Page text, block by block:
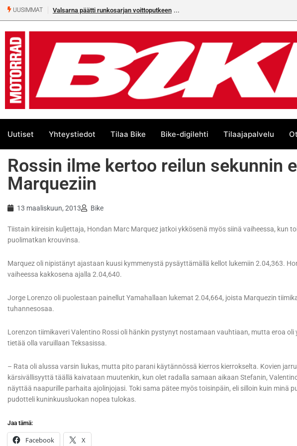
UUSIMMAT Valsarna päätti runkosarjan voittoputkeen
Uutiset Yhteystiedot Tilaa Bike Bike-digilehti Tilaajapalvelu
Rossin ilme kertoo reilun sekunnin
Marqueziin
13 maaliskuun, 2013 Bike
Tiistain kiireisin kuljettaja, Hondan Marc Marquez jatkoi ykkösenä myös siinä vaiheessa, kun
puolimatkan krouvinsa.
Marquez oli nipistänyt ajastaan kuusi kymmenystä pysäyttämällä kellot lukemiin 2.04,363.
vaiheessa kakkosena ajalla 2.04,640.
Jorge Lorenzo oli puolestaan painellut Yamahallaan lukemat 2.04,664, joista Marquezin
tuhannesosaa.
Lorenzon tiimikaveri Valentino Rossi oli hänkin pystynyt nostamaan vauhtiaan, mutta eroa oli
tietää olla varuillaan Teksasissa.
– Rata oli alussa varsin liukas, mutta pito parani käytännössä kierros kierrokselta. Kovien
kärsivällisyyttä täällä kaivataan muutenkin, kun olet radalla samaan aikaan Stefanin,
näyttää naapurille parhaita ajolinjojasi. Toki sama pätee myös toisinpäin, eli silloin kuin minä
pudotteli kuninkuusluokan nopea tulokas.
Jaa tämä:
Facebook X